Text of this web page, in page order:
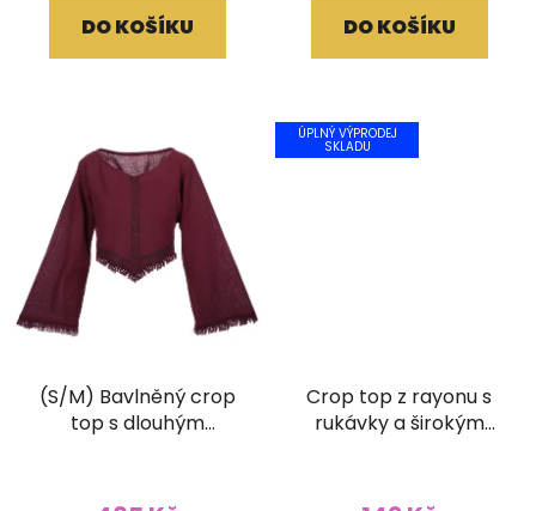
DO KOŠÍKU DO KOŠÍKU
(S/M) Bavlněný crop
top s dlouhým
ÚPLNÝ VÝPRODEJ
SKLADU
Crop top z rayonu s
rukávky a širokým